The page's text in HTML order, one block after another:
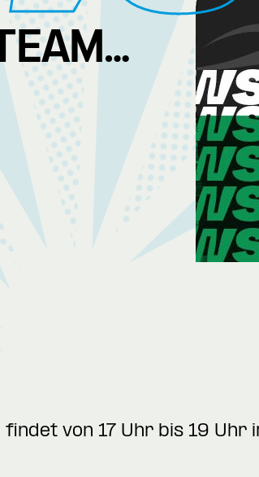
von 17 Uhr bis 19 Uhr